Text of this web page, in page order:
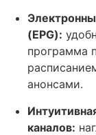
(EPG):
программа
анонсами.
каналов: